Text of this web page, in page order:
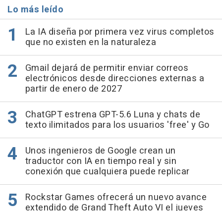
Lo más leído
La IA diseña por primera vez virus completos
que no existen en la naturaleza
Gmail dejará de permitir enviar correos
electrónicos desde direcciones externas a
partir de enero de 2027
ChatGPT estrena GPT-5.6 Luna y chats de
texto ilimitados para los usuarios 'free' y Go
Unos ingenieros de Google crean un
traductor con IA en tiempo real y sin
conexión que cualquiera puede replicar
Rockstar Games ofrecerá un nuevo avance
extendido de Grand Theft Auto VI el jueves